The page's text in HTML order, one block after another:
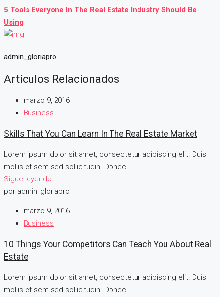
5 Tools Everyone In The Real Estate Industry Should Be
Using
admin_gloriapro
Artículos Relacionados
marzo 9, 2016
Business
Skills That You Can Learn In The Real Estate Market
Lorem ipsum dolor sit amet, consectetur adipiscing elit. Duis
mollis et sem sed sollicitudin. Donec...
Sigue leyendo
por admin_gloriapro
marzo 9, 2016
Business
10 Things Your Competitors Can Teach You About Real
Estate
Lorem ipsum dolor sit amet, consectetur adipiscing elit. Duis
mollis et sem sed sollicitudin. Donec...